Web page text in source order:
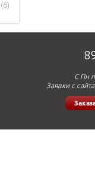
(6)
С Пн
Заявки с